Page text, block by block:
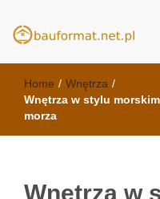
meble
Home / Wnętrza /
Wnętrza w stylu
morza
Wnętrza w